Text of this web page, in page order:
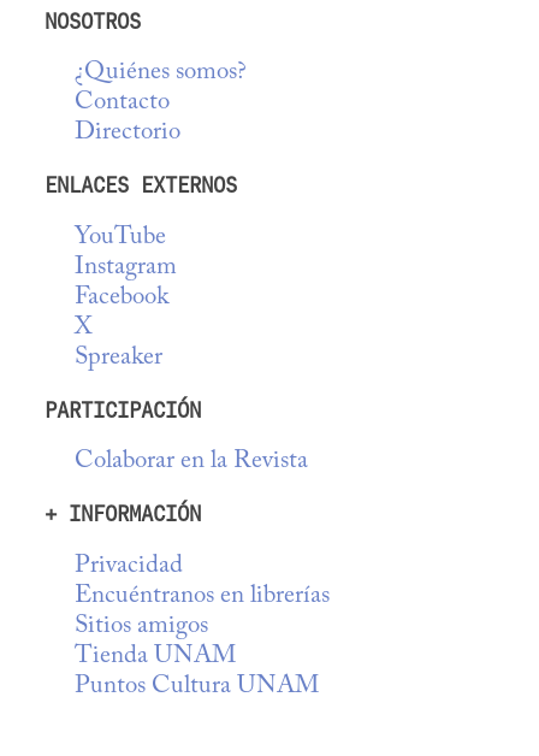
NOSOTROS
¿Quiénes somos?
Contacto
Directorio
ENLACES EXTERNOS
YouTube
Instagram
Facebook
X
Spreaker
PARTICIPACIÓN
Colaborar en la Revista
+ INFORMACIÓN
Privacidad
Encuéntranos en librerías
Sitios amigos
Tienda UNAM
Puntos Cultura UNAM